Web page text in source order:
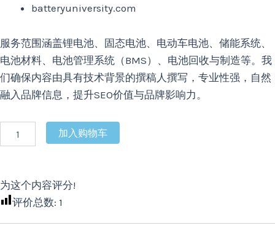
batteryuniversity.com
服务范围涵盖锂电池、固态电池、电动车电池、储能系统、
电池材料、电池管理系统（BMS）、电池回收与制造等。我
们确保内容由具有技术背景的撰稿人撰写，专业性强，自然
融入品牌信息，提升SEO价值与品牌影响力。
加入购物车
为这个内容评分!
评价总数: 1